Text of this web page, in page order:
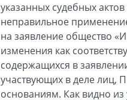
указанных судебных
неправильное
на заявление общество
изменения как
содержащихся в
участвующих в деле лиц,
основаниям. Как видно